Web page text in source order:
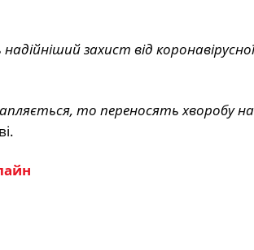
захист від коронавірусної
то переносять хворобу